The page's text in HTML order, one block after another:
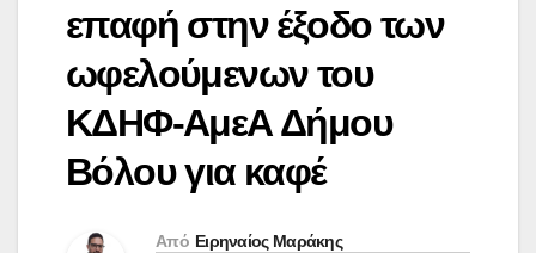
επαφή στην έξοδο των
ωφελούμενων του
ΚΔΗΦ-ΑμεΑ Δήμου
Βόλου για καφέ
Από Ειρηναίος Μαράκης